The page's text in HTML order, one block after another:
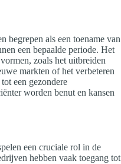
begrepen als een toename van
een bepaalde periode. Het
zoals het uitbreiden
markten of het verbeteren
een gezondere
worden benut en kansen
een cruciale rol in de
hebben vaak toegang tot